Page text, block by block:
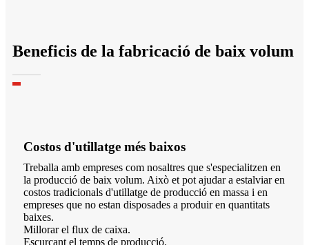
Beneficis de la fabricació de baix volum
Costos d'utillatge més baixos
Treballa amb empreses com nosaltres que s'especialitzen en
la producció de baix volum. Això et pot ajudar a estalviar en
costos tradicionals d'utillatge de producció en massa i en
empreses que no estan disposades a produir en quantitats
baixes.
Millorar el flux de caixa.
Escurçant el temps de producció.